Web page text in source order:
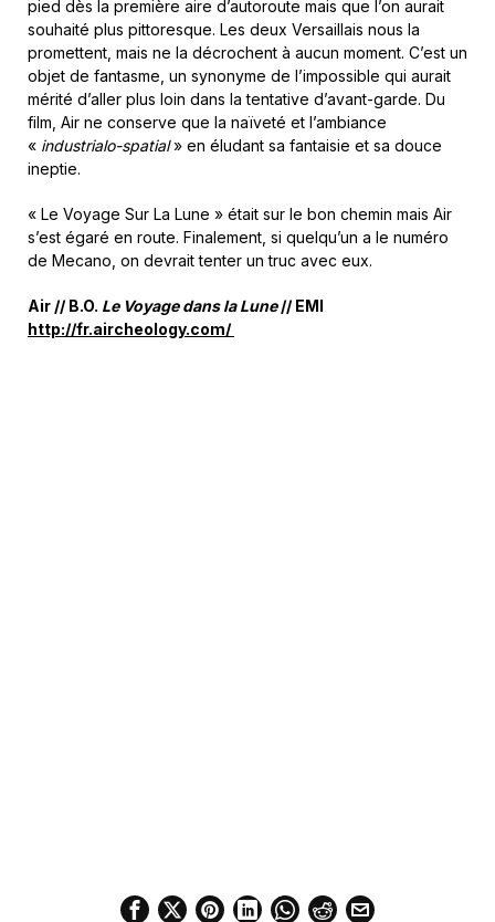
pied dès la première aire d’autoroute mais que l’on aurait
souhaité plus pittoresque. Les deux Versaillais nous la
promettent, mais ne la décrochent à aucun moment. C’est un
objet de fantasme, un synonyme de l’impossible qui aurait
mérité d’aller plus loin dans la tentative d’avant-garde. Du
film, Air ne conserve que la naïveté et l’ambiance
« industrialo-spatial» en éludant sa fantaisie et sa douce
ineptie.
« Le Voyage Sur La Lune » était sur le bon chemin mais Air
s’est égaré en route. Finalement, si quelqu’un a le numéro
de Mecano, on devrait tenter un truc avec eux.
Air // B.O. Le Voyage dans la Lune// EMI
http://fr.aircheology.com/